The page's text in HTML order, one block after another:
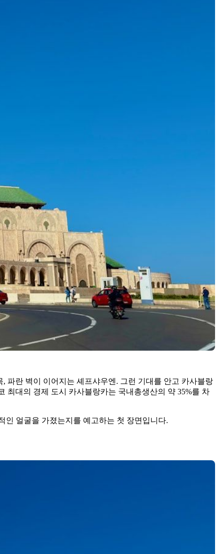
파란 벽이 이어지는 셰프샤우엔. 그런 기대를 안고 카사블랑
최대의 경제 도시 카사블랑카는 국내총생산의 약 35%를 차
인 얼굴을 가졌는지를 예고하는 첫 장면입니다.